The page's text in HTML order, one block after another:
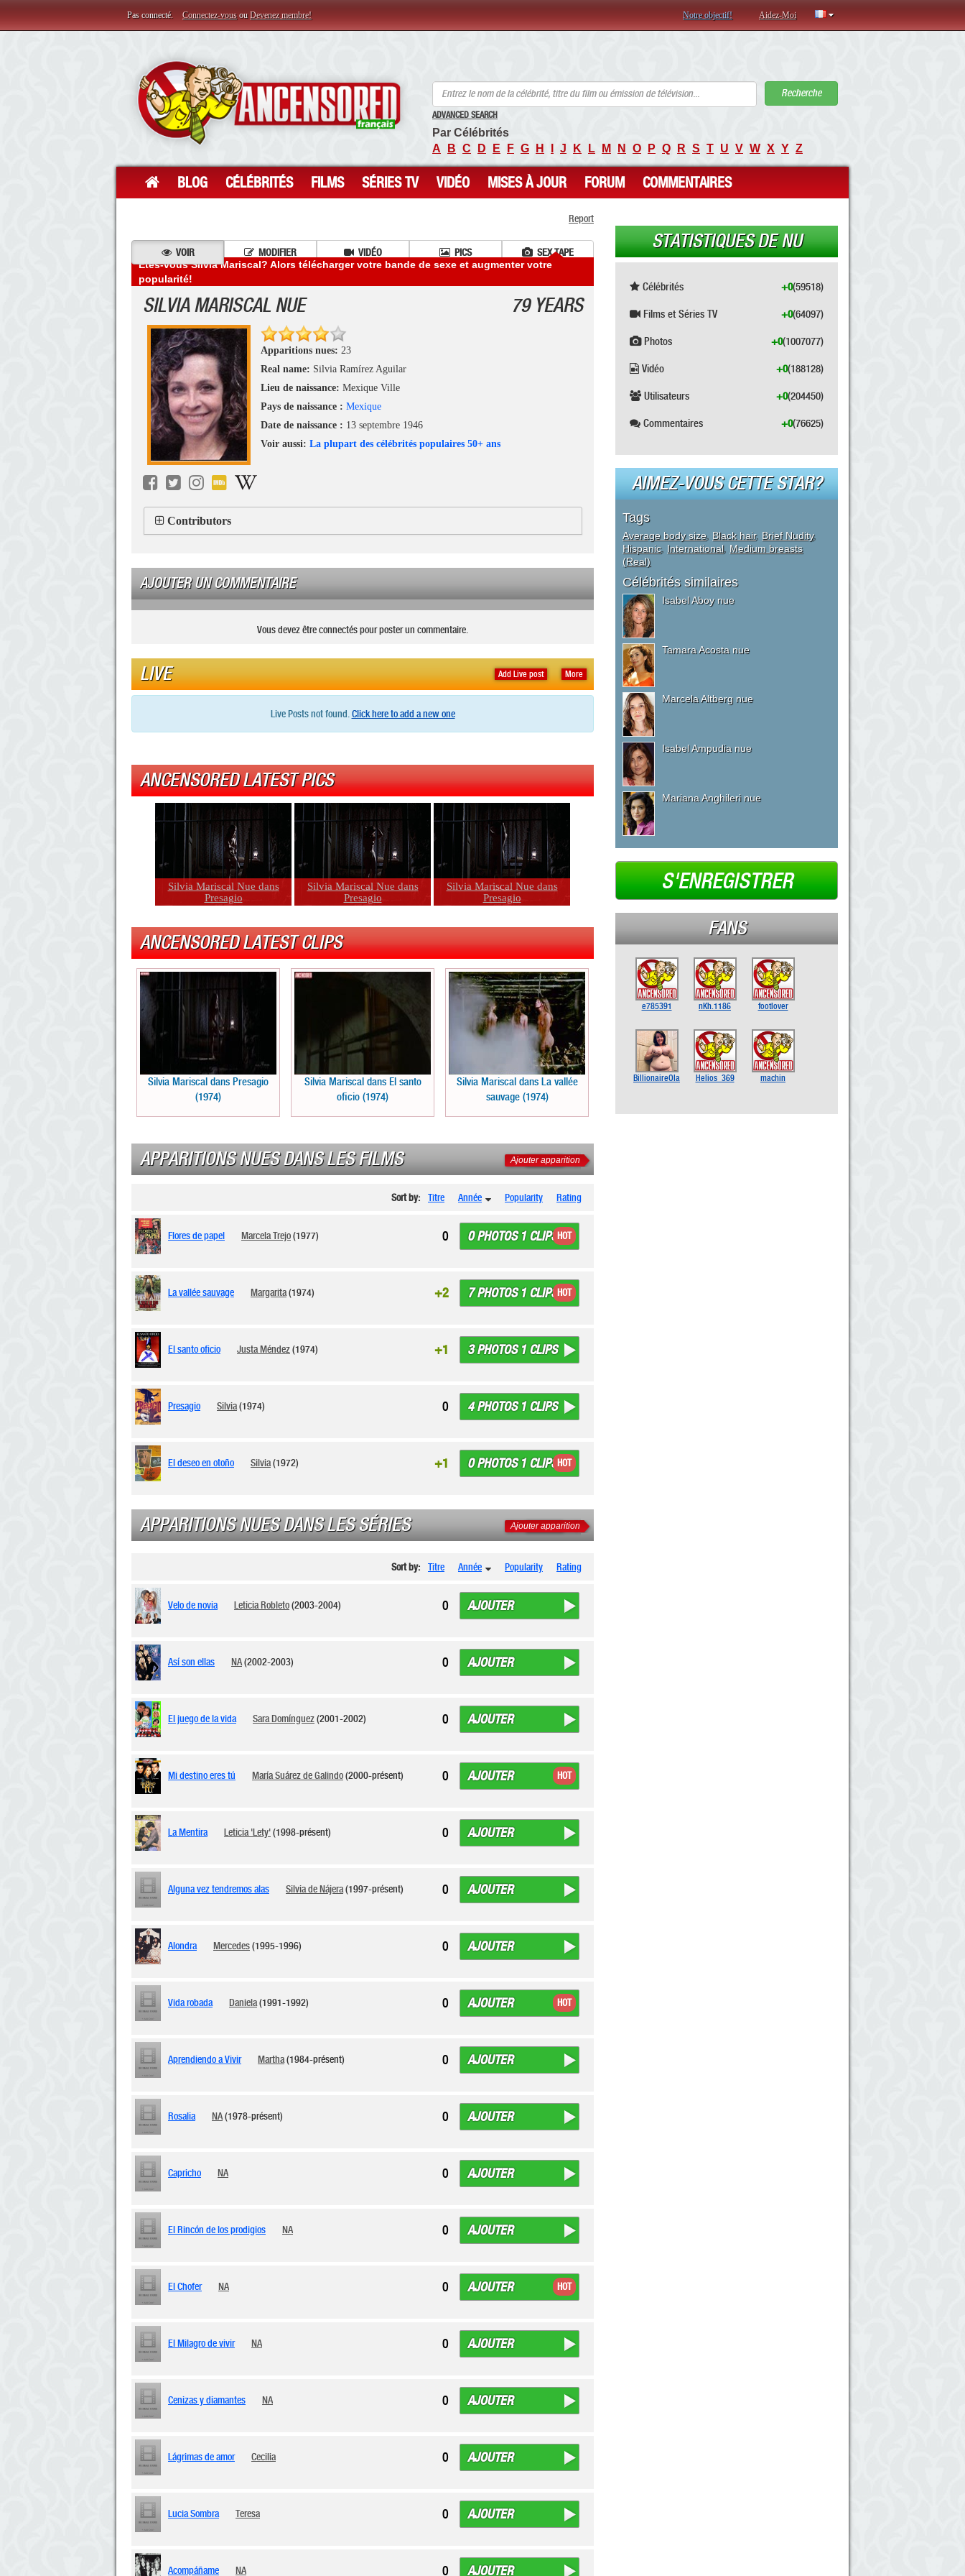
Pas connecté. Connectez-vous ou Devenez membre! Notre objectif! Aidez-Moi
Recherche
ADVANCED SEARCH
Par Célébrités
A
B C D E F G H J K L M N O P Q R S T U V W X Y Z
BLOG CÉLÉBRITÉS FILMS SÉRIES TV VIDÉO MISES À JOUR FORUM COMMENTAIRES
Report
VOIR MODIFIER VIDÉO PICS
SEX TAPE
Êtes-vous Silvia Mariscal? Alors télécharger votre bande de sexe et augmenter votre
popularité!
SILVIA MARISCAL NUE 79 YEARS
Apparitions nues: 23
Real name: Silvia Ramírez Aguilar
Lieu de naissance: Mexique Ville
Pays de naissance : Mexique
Date de naissance : 13 septembre 1946
Voir aussi: La plupart des célébrités populaires 50+ ans
Contributors
AJOUTER UN COMMENTAIRE
Vous devez être connectés pour poster un commentaire.
More
Add Live post
LIVE
Live Posts not found. Click here to add a new one
ANCENSORED LATEST PICS
Silvia Mariscal Nue dans
Presagio
Silvia Mariscal Nue dans
Presagio
Silvia Mariscal Nue dans
Presagio
ANCENSORED LATEST CLIPS
Silvia Mariscal dans Presagio
(1974)
Silvia Mariscal dans El santo
oficio (1974)
Silvia Mariscal dans La vallée
sauvage (1974)
APPARITIONS NUES DANS LES FILMS Ajouter apparition
Sort by: Titre Année Popularity Rating
Flores de papel Marcela Trejo(1977) 0 PHOTOS 1 CLIPS
0 HOT
La vallée sauvage Margarita(1974) 7 PHOTOS 1 CLIPS
+2 HOT
El santo oficio Justa Méndez(1974) 3 PHOTOS 1 CLIPS
+1
Presagio Silvia(1974) 4 PHOTOS 1 CLIPS
0
El deseo en otoño Silvia(1972) 0 PHOTOS 1 CLIPS
+1 HOT
APPARITIONS NUES DANS LES SÉRIES Ajouter apparition
Sort by: Titre Année Popularity Rating
Velo de novia Leticia Robleto(2003-2004) AJOUTER
0
Así son ellas NA(2002-2003) AJOUTER
0
El juego de la vida Sara Domínguez(2001-2002) AJOUTER
0
Mi destino eres tú María Suárez de Galindo(2000-présent) AJOUTER
0 HOT
La Mentira Leticia 'Lety'(1998-présent) AJOUTER
0
Alguna vez tendremos alas Silvia de Nájera(1997-présent) AJOUTER
0
Alondra Mercedes(1995-1996) AJOUTER
0
Vida robada Daniela(1991-1992) AJOUTER
0 HOT
Aprendiendo a Vivir Martha(1984-présent) AJOUTER
0
Rosalia NA(1978-présent) AJOUTER
0
Capricho NA AJOUTER
0
El Rincón de los prodigios NA AJOUTER
0
El Chofer NA AJOUTER
0 HOT
El Milagro de vivir NA AJOUTER
0
Cenizas y diamantes NA AJOUTER
0
Lágrimas de amor Cecilia AJOUTER
0
Lucia Sombra Teresa AJOUTER
0
Acompáñame NA AJOUTER
0
STATISTIQUES DE NU
Célébrités (59518)
+0
Films et Séries TV (64097)
+0
Photos (1007077)
+0
Vidéo (188128)
+0
Utilisateurs (204450)
+0
Commentaires (76625)
+0
AIMEZ-VOUS CETTE STAR?
Tags
Average body size, Black hair, Brief Nudity,
Hispanic, International, Medium breasts
(Real)
Célébrités similaires
Isabel Aboy nue
Tamara Acosta nue
Marcela Altberg nue
Isabel Ampudia nue
Mariana Anghileri nue
S'ENREGISTRER
FANS
e785391 nKh.1186 footlover
BillionaireOla Helios_369 machin